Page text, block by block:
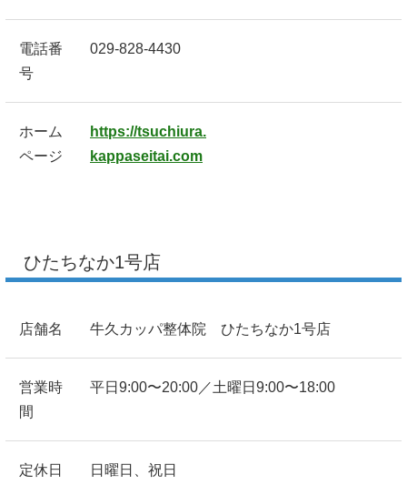
電話番
号
029-828-4430
ホーム
ページ
https://tsuchiura.
kappaseitai.com
ひたちなか1号店
店舗名 牛久カッパ整体院 ひたちなか1号店
営業時
間
平日9:00〜20:00／土曜日9:00〜18:00
定休日 日曜日、祝日